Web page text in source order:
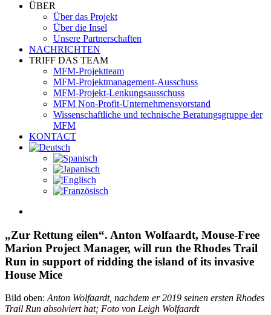
ÜBER
Über das Projekt
Über die Insel
Unsere Partnerschaften
NACHRICHTEN
TRIFF DAS TEAM
MFM-Projektteam
MFM-Projektmanagement-Ausschuss
MFM-Projekt-Lenkungsausschuss
MFM Non-Profit-Unternehmensvorstand
Wissenschaftliche und technische Beratungsgruppe der
MFM
KONTACT
Image
„Zur Rettung eilen“. Anton Wolfaardt, Mouse-Free
Marion Project Manager, will run the Rhodes Trail
Run in support of ridding the island of its invasive
House Mice
Bild oben:Anton Wolfaardt, nachdem er 2019 seinen ersten Rhodes
Trail Run absolviert hat; Foto von Leigh Wolfaardt